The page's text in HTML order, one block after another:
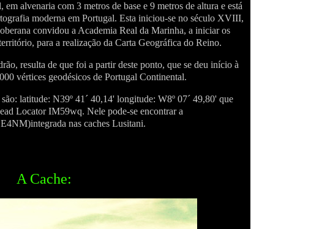
alvenaria com 3 metros de base e 9 metros de altura e está
moderna em Portugal. Esta iniciou-se no século XVIII,
convidou a Academia Real da Marinha, a iniciar os
para a realização da Carta Geográfica do Reino.
resulta de que foi a partir deste ponto, que se deu início à
vértices geodésicos de Portugal Continental.
latitude: N39º 41´ 40,14' longitude: W8º 07´ 49,80' que
Locator IM59wq. Nele pode-se encontrar a
nas caches Lusitani.
A Cache: